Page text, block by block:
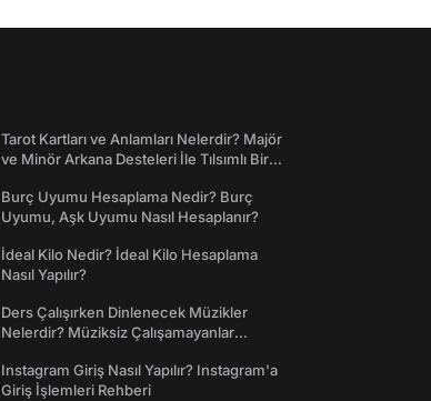
Tarot Kartları ve Anlamları Nelerdir? Majör
ve Minör Arkana Desteleri İle Tılsımlı Bir
Burç Uyumu Hesaplama Nedir? Burç
Uyumu, Aşk Uyumu Nasıl Hesaplanır?
İdeal Kilo Nedir? İdeal Kilo Hesaplama
Nasıl Yapılır?
Ders Çalışırken Dinlenecek Müzikler
Nelerdir? Müziksiz Çalışamayanlar
Instagram Giriş Nasıl Yapılır? Instagram'a
Giriş İşlemleri Rehberi